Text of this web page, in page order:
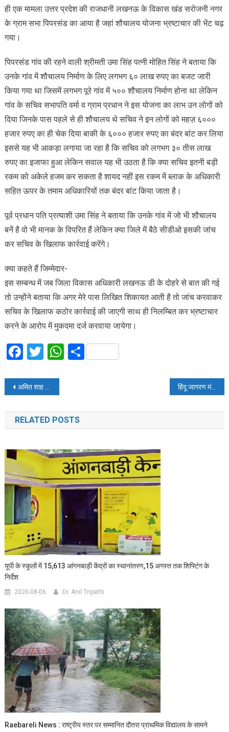
ही एक मामला उत्तर प्रदेश की राजधानी लखनऊ के विकास खंड सरोजनी नगर
के ग्राम सभा पिपरसंड का आया है जहां शौचालय योजना भ्रष्टाचार की भेंट चढ़
गया।
पिपरसंड गांव की रहने वाली श्रीमती उमा सिंह पत्नी मोहित सिंह ने बताया कि
उनके गांव में शौचालय निर्माण के लिए लगभग ६० लाख रुपए का बजट जारी
किया गया था जिसमें लगभग पूरे गांव में ५०० शौचालय निर्माण होना था लेकिन
गांव के सचिव सभापति वर्मा व ग्राम प्रधान ने इस योजना का लाभ उन लोगों को
दिया जिनके पास पहले से ही शौचालय थे सचिव ने इन लोगों को महज़ ६०००
हजार रुपए का ही चेक दिया बाकी के ६००० हजार रुपए का बंदर बांट कर लिया
इससे यह भी आकड़ा लगाया जा रहा है कि सचिव को लगभग ३० तीस लाख
रुपए का इजाफा हुआ लेकिन सवाल यह भी उठता है कि क्या सचिव इतनी बड़ी
रकम को अकेले हजम कर सकता है शायद नहीं इस रकम में ब्लाक के अधिकारी
सहित ऊपर के तमाम अधिकारियों तक बंदर बांट किया जाता है।
पूर्व प्रधान पति प्रत्याशी उमा सिंह ने बताया कि उनके गांव में जो भी शौचालय
बनें है वो भी मानक के विपरित हैं लेकिन क्या जिले में बैठे सीडीओ इसकी जांच
कर सचिव के खिलाफ कार्रवाई करेंगे।
क्या कहते हैं जिम्मेदार-
इस सम्बन्ध में जब जिला विकास अधिकारी लखनऊ डी के दोहरे से बात की गई
तो उन्होंने बताया कि अगर मेरे पास लिखित शिकायत आती है तो जांच करवाकर
सचिव के खिलाफ कठोर कार्रवाई की जाएगी साथ ही निलम्बित कर भ्रष्टाचार
करने के आरोप में मुकदमा दर्ज करवाया जायेगा।
Facebook
Twitter
WhatsApp
Share
Post
navigation
अमित शाह बोले-दुनिया के मुकाबले हमारी अर्थव्यवस्था ठीक है हिंदू जागरण मंच ने जन समस्याओं को लेकर सौंपा ज्ञापन
RELATED POSTS
यूपी के स्कूलों में 15,613 आंगनबाड़ी केंद्रों का स्थानांतरण,15 अगस्त तक शिफ्टिंग के
निर्देश
2026-08-06 Dr. Anil Tripathi
Raebareli News : राष्ट्रीय स्तर पर सम्मानित दौतरा प्राथमिक विद्यालय के सामने